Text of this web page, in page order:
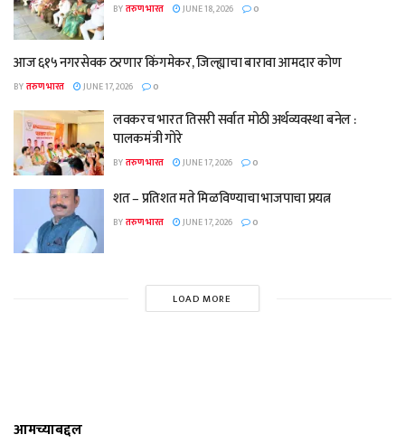
BYतरुण भारत JUNE 18, 2026 0
आज ६१५ नगरसेवक ठरणार किंगमेकर, जिल्ह्याचा बारावा आमदार कोण
BYतरुण भारत JUNE 17, 2026 0
लवकरच भारत तिसरी सर्वात मोठी अर्थव्यवस्था बनेल :
पालकमंत्री गोरे
BYतरुण भारत JUNE 17, 2026 0
शत – प्रतिशत मते मिळविण्याचा भाजपाचा प्रयत्न
BYतरुण भारत JUNE 17, 2026 0
LOAD MORE
आमच्याबद्दल